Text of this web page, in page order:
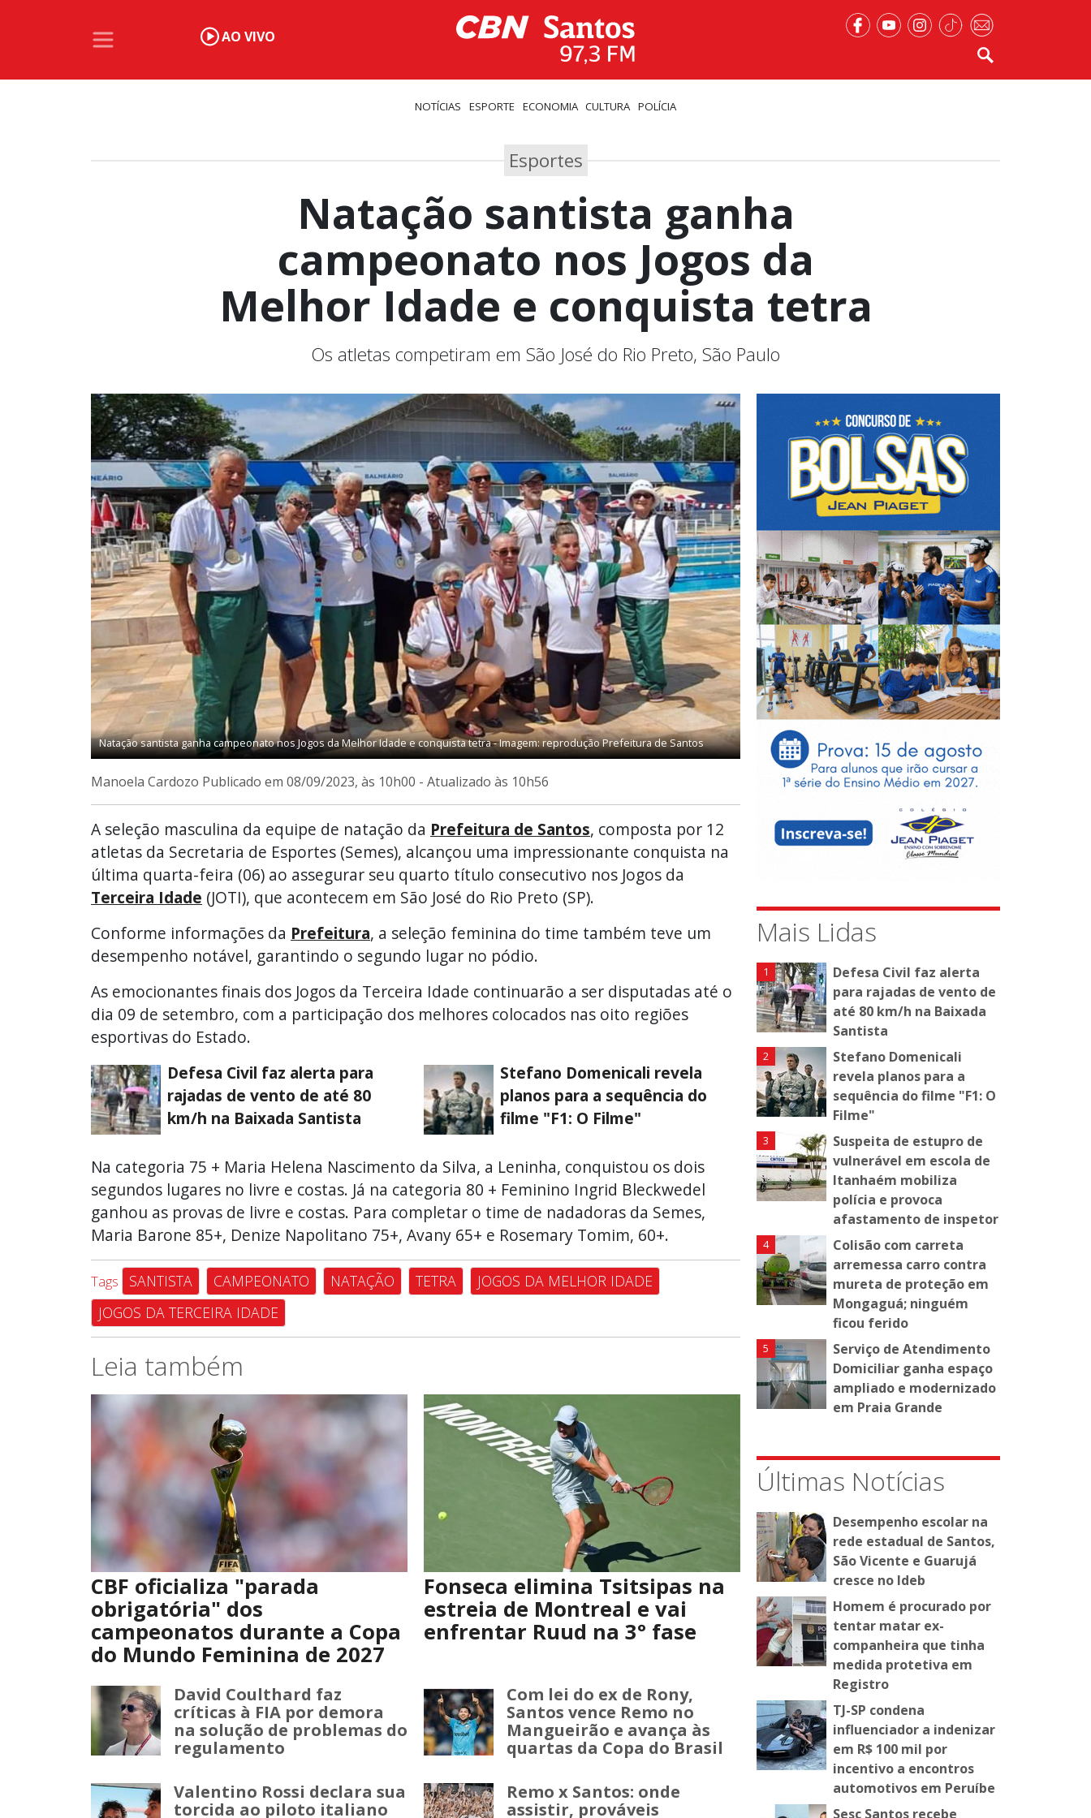
AO VIVO
NOTÍCIAS ESPORTE ECONOMIA CULTURA POLÍCIA
Esportes
Natação santista ganha
campeonato nos Jogos da
Melhor Idade e conquista tetra
Os atletas competiram em São José do Rio Preto, São Paulo
Natação santista ganha campeonato nos Jogos da Melhor Idade e conquista tetra - Imagem: reprodução Prefeitura de Santos
Manoela Cardozo Publicado em 08/09/2023, às 10h00 - Atualizado às 10h56
A seleção masculina da equipe de natação da Prefeitura de Santos, composta por 12
atletas da Secretaria de Esportes (Semes), alcançou uma impressionante conquista na
última quarta-feira (06) ao assegurar seu quarto título consecutivo nos Jogos da
Terceira Idade (JOTI), que acontecem em São José do Rio Preto (SP).
Conforme informações da Prefeitura, a seleção feminina do time também teve um
desempenho notável, garantindo o segundo lugar no pódio.
As emocionantes finais dos Jogos da Terceira Idade continuarão a ser disputadas até o
dia 09 de setembro, com a participação dos melhores colocados nas oito regiões
esportivas do Estado.
Defesa Civil faz alerta para
rajadas de vento de até 80
km/h na Baixada Santista
Stefano Domenicali revela
planos para a sequência do
filme "F1: O Filme"
Na categoria 75 + Maria Helena Nascimento da Silva, a Leninha, conquistou os dois
segundos lugares no livre e costas. Já na categoria 80 + Feminino Ingrid Bleckwedel
ganhou as provas de livre e costas. Para completar o time de nadadoras da Semes,
Maria Barone 85+, Denize Napolitano 75+, Avany 65+ e Rosemary Tomim, 60+.
Tags SANTISTA CAMPEONATO NATAÇÃO TETRA
JOGOS DA MELHOR IDADE
JOGOS DA TERCEIRA IDADE
Leia também
CBF oficializa "parada
obrigatória" dos
campeonatos durante a Copa
do Mundo Feminina de 2027
Fonseca elimina Tsitsipas na
estreia de Montreal e vai
enfrentar Ruud na 3° fase
David Coulthard faz
críticas à FIA por demora
na solução de problemas do
regulamento
Com lei do ex de Rony,
Santos vence Remo no
Mangueirão e avança às
quartas da Copa do Brasil
Valentino Rossi declara sua
torcida ao piloto italiano
Remo x Santos: onde
assistir, prováveis
Mais Lidas
Defesa Civil faz alerta
para rajadas de vento de
até 80 km/h na Baixada
Santista
Stefano Domenicali
revela planos para a
sequência do filme "F1: O
Filme"
Suspeita de estupro de
vulnerável em escola de
Itanhaém mobiliza
polícia e provoca
afastamento de inspetor
Colisão com carreta
arremessa carro contra
mureta de proteção em
Mongaguá; ninguém
ficou ferido
Serviço de Atendimento
Domiciliar ganha espaço
ampliado e modernizado
em Praia Grande
Últimas Notícias
Desempenho escolar na
rede estadual de Santos,
São Vicente e Guarujá
cresce no Ideb
Homem é procurado por
tentar matar ex-
companheira que tinha
medida protetiva em
Registro
TJ-SP condena
influenciador a indenizar
em R$ 100 mil por
incentivo a encontros
automotivos em Peruíbe
Sesc Santos recebe